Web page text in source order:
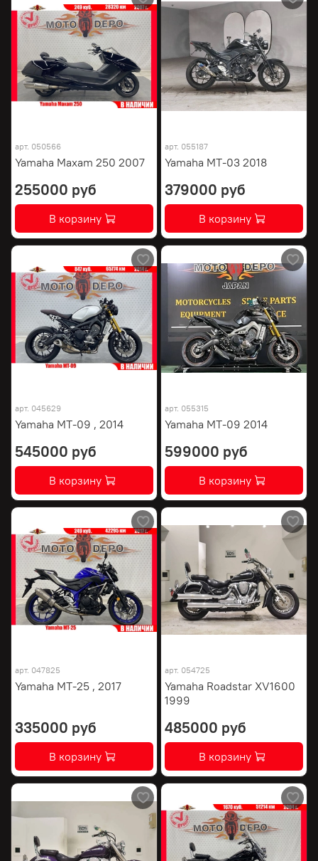
арт. 050566
Yamaha Maxam 250 2007
255000 руб
В корзину
арт. 055187
Yamaha MT-03 2018
379000 руб
В корзину
арт. 045629
Yamaha MT-09 , 2014
545000 руб
В корзину
арт. 055315
Yamaha MT-09 2014
599000 руб
В корзину
арт. 047825
Yamaha MT-25 , 2017
335000 руб
В корзину
арт. 054725
Yamaha Roadstar XV1600
1999
485000 руб
В корзину